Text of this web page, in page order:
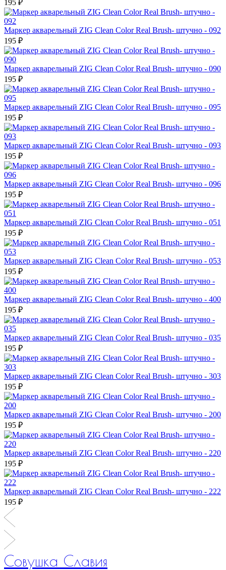
195 ₽
Маркер акварельный ZIG Clean Color Real Brush- штучно - 092
195 ₽
Маркер акварельный ZIG Clean Color Real Brush- штучно - 090
195 ₽
Маркер акварельный ZIG Clean Color Real Brush- штучно - 095
195 ₽
Маркер акварельный ZIG Clean Color Real Brush- штучно - 093
195 ₽
Маркер акварельный ZIG Clean Color Real Brush- штучно - 096
195 ₽
Маркер акварельный ZIG Clean Color Real Brush- штучно - 051
195 ₽
Маркер акварельный ZIG Clean Color Real Brush- штучно - 053
195 ₽
Маркер акварельный ZIG Clean Color Real Brush- штучно - 400
195 ₽
Маркер акварельный ZIG Clean Color Real Brush- штучно - 035
195 ₽
Маркер акварельный ZIG Clean Color Real Brush- штучно - 303
195 ₽
Маркер акварельный ZIG Clean Color Real Brush- штучно - 200
195 ₽
Маркер акварельный ZIG Clean Color Real Brush- штучно - 220
195 ₽
Маркер акварельный ZIG Clean Color Real Brush- штучно - 222
195 ₽
Совушка Славия